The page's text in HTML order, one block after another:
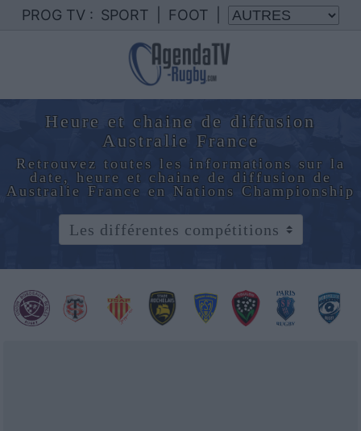
PROG TV : SPORT FOOT
Heure et chaine de diffusion
Australie France
Retrouvez toutes les informations sur la
date, heure et chaine de diffusion de
Australie France en Nations Championship